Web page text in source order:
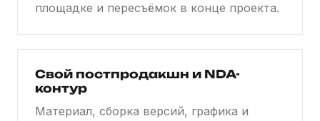
площадке и пересъёмок в конце проекта.
Свой постпродакшн и NDA-
контур
Материал, сборка версий, графика и